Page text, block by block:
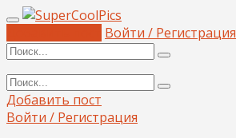
Войти / Регистрация
Добавить пост
Войти / Регистрация